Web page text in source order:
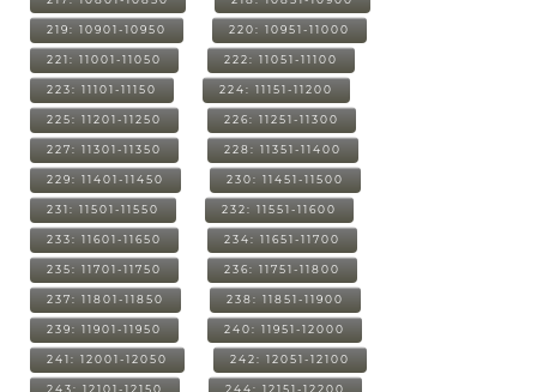
219: 10901-10950 220: 10951-11000
221: 11001-11050 222: 11051-11100
223: 11101-11150 224: 11151-11200
225: 11201-11250 226: 11251-11300
227: 11301-11350 228: 11351-11400
229: 11401-11450 230: 11451-11500
231: 11501-11550 232: 11551-11600
233: 11601-11650 234: 11651-11700
235: 11701-11750 236: 11751-11800
237: 11801-11850 238: 11851-11900
239: 11901-11950 240: 11951-12000
241: 12001-12050 242: 12051-12100
243: 12101-12150 244: 12151-12200